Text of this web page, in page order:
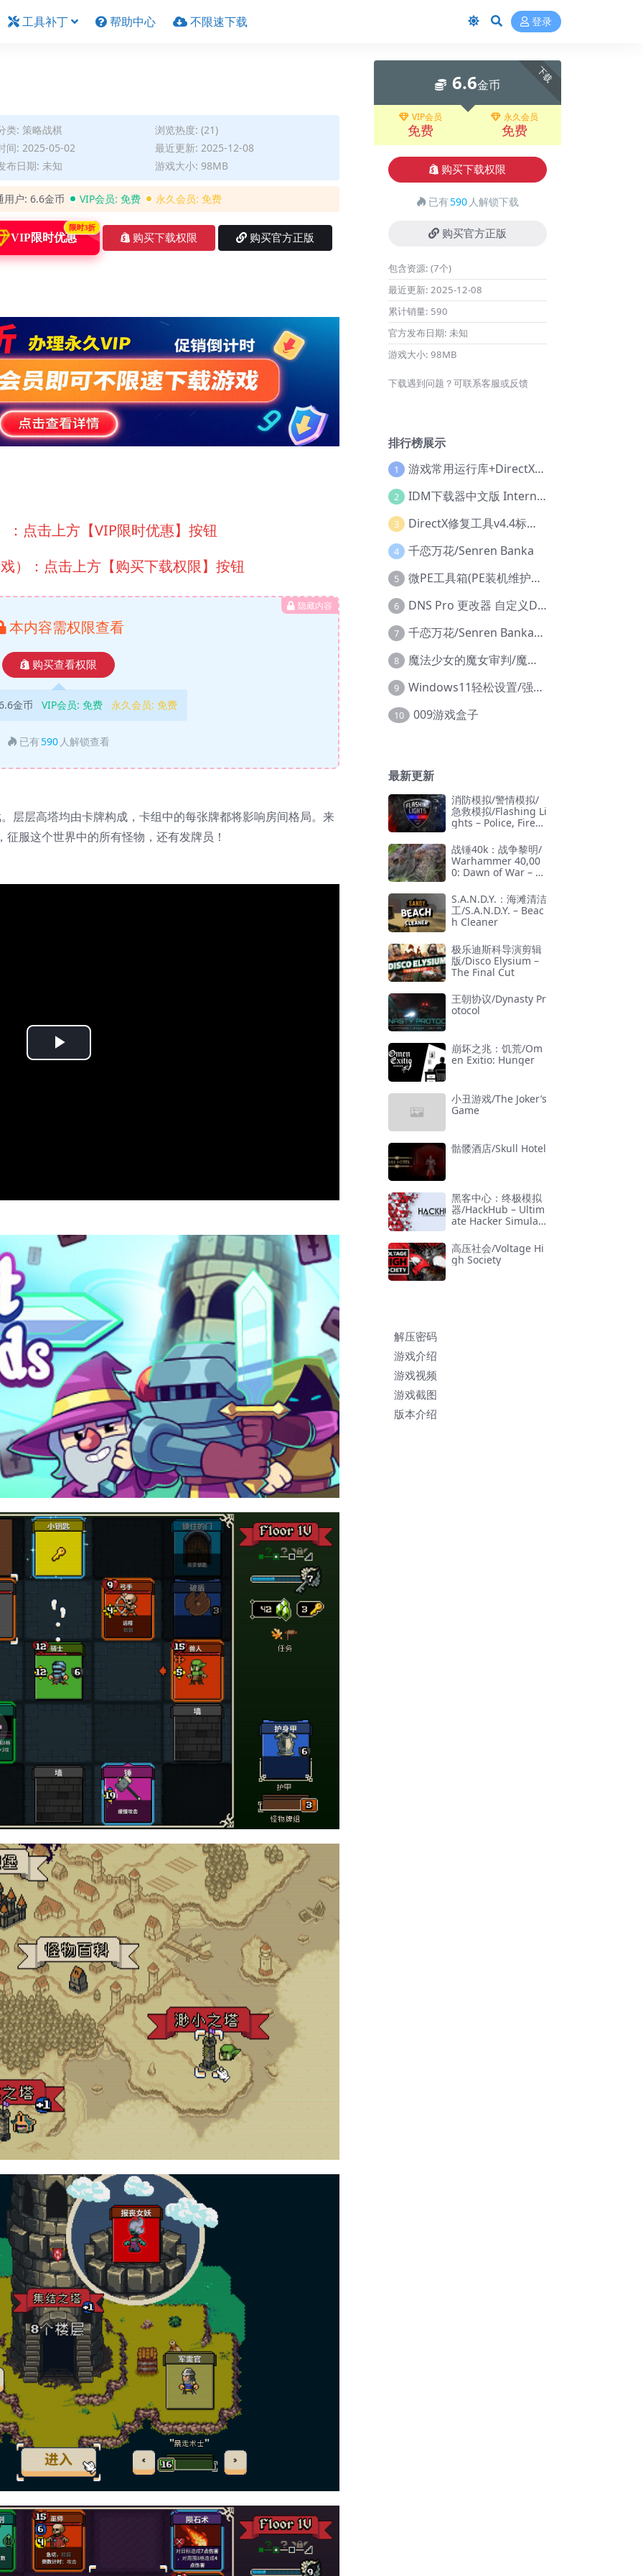
工具补丁 帮助中心 不限速下载 登录
类: 策略战棋
浏览热度: (21)
间: 2025-05-02
最近更新: 2025-12-08
布日期: 未知
游戏大小: 98MB
用户: 6.6金币 VIP会员: 免费 永久会员: 免费
VIP限时优惠
限时3折
购买下载权限 购买官方正版
点击上方【VIP限时优惠】按钮
）：点击上方【购买下载权限】按钮
隐藏内容
本内容需权限查看
购买查看权限
金币 VIP会员: 免费 永久会员: 免费
已有 590 人解锁查看
层层高塔均由卡牌构成，卡组中的每张牌都将影响房间格局。来
服这个世界中的所有怪物，还有发牌员！
Play
下载
6.6金币
VIP会员
免费
永久会员
免费
购买下载权限
已有590 人解锁下载
购买官方正版
包含资源: (7个)
最近更新: 2025-12-08
累计销量: 590
官方发布日期: 未知
游戏大小: 98MB
下载遇到问题？可联系客服或反馈
排行榜展示
1 游戏常用运行库+DirectX修复增强版
2 IDM下载器中文版 Internet Download Manager v6.42.36 IDM
3 DirectX修复工具v4.4标准版+增强版+在线修复版
4 千恋万花/Senren Banka
5 微PE工具箱(PE装机维护工具) v2.3官方正式版
6 DNS Pro 更改器 自定义DNS修改
7 千恋万花/Senren Banka/安卓版
8 魔法少女的魔女审判/魔法少女ノ魔女裁判
9 Windows11轻松设置/强力禁止WD等/兼容Win10
10 009游戏盒子
最新更新
消防模拟/警情模拟/
急救模拟/Flashing Li
ghts – Police, Firefi
Services Simulator
战锤40k：战争黎明/
Warhammer 40,00
0: Dawn of War – D
S.A.N.D.Y.：海滩清洁
工/S.A.N.D.Y. – Beac
h Cleaner
极乐迪斯科导演剪辑
版/Disco Elysium –
The Final Cut
王朝协议/Dynasty Pr
otocol
崩坏之兆：饥荒/Om
en Exitio: Hunger
小丑游戏/The Joker’s
Game
骷髅酒店/Skull Hotel
黑客中心：终极模拟
器/HackHub – Ultim
ate Hacker Simulat
高压社会/Voltage Hi
gh Society
解压密码
游戏介绍
游戏视频
游戏截图
版本介绍